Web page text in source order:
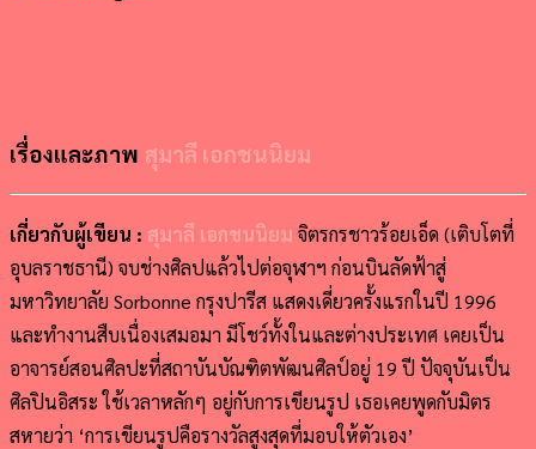
เรื่องและภาพ สุมาลี เอกชนนิยม
เกี่ยวกับผู้เขียน : สุมาลี เอกชนนิยม จิตรกรชาวร้อยเอ็ด (เติบโตที่
อุบลราชธานี) จบช่างศิลปแล้วไปต่อจุฬาฯ ก่อนบินลัดฟ้าสู่
มหาวิทยาลัย Sorbonne กรุงปารีส แสดงเดี่ยวครั้งแรกในปี 1996
และทำงานสืบเนื่องเสมอมา มีโชว์ทั้งในและต่างประเทศ เคยเป็น
อาจารย์สอนศิลปะที่สถาบันบัณฑิตพัฒนศิลป์อยู่ 19 ปี ปัจจุบันเป็น
ศิลปินอิสระ ใช้เวลาหลักๆ อยู่กับการเขียนรูป เธอเคยพูดกับมิตร
สหายว่า ‘การเขียนรูปคือรางวัลสูงสุดที่มอบให้ตัวเอง’